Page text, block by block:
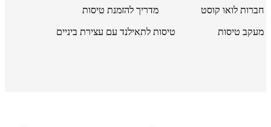
חברות לואו קוסט מדריך להזמנת טיסות
מעקב טיסות טיסות לתאילנד עם עצירת ביניים